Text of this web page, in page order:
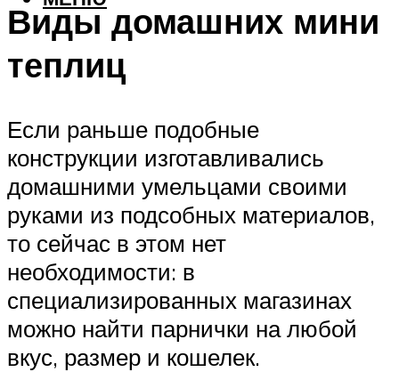
Виды домашних мини
теплиц
Если раньше подобные
конструкции изготавливались
домашними умельцами своими
руками из подсобных материалов,
то сейчас в этом нет
необходимости: в
специализированных магазинах
можно найти парнички на любой
вкус, размер и кошелек.